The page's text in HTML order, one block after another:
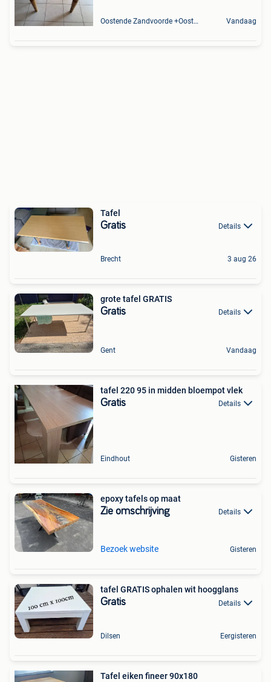
Oostende Zandvoorde +Oostende Vandaag
Tafel
Gratis Details
Brecht 3 aug 26
grote tafel GRATIS
Gratis Details
Gent Vandaag
tafel 220 95 in midden bloempot vlek
Gratis Details
Eindhout Gisteren
epoxy tafels op maat
Zie omschrijving Details
Bezoek website Gisteren
tafel GRATIS ophalen wit hoogglans
Gratis Details
Dilsen Eergisteren
Tafel eiken fineer 90x180